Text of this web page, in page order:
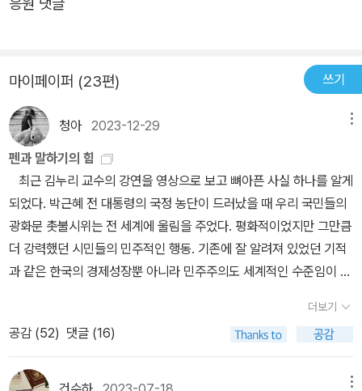
뿐이다. 라이히는 러시아 혁명이 성공했을 때 가정의 권위주의가 파
보았다. 하지만 스탈린에 의한 혁명의 왜곡이 일어나면서 가정의 권
위주의는 해체되지 않고 더욱 강화되기 시작하였다. 러시아 혁명의
왜곡은 여성에게도 불행한 일이었다. 역사상 최초로 여자와 남자의
완전한 평등사회가 도래하려는 순간 좌절되었기 때문이다. 포르노 그
래피는 이 세상의 절반을 차지하는 여성에 대한 남성의 차별, 혹은 소
유하려는 욕망에 대한 방대한 보고서이다. 남녀의 완전평등을 위해서
결국 인류 최후의 전쟁인 남녀세계대전이 일어나야할까? 아닐 것이
다. 이 전쟁에서 승리한 자는 또 다른 형태의 차별을 실시할 것이 뻔하
기 때문이다. 성의 불평등이 해소되지 않는다면 그 어떤 대안도 공허
>이라는 것⏤여성 한 사람 한 사람이 모두 인격을 갖춘 인간이라는 점
나는 이 말들이 지닌 진실성을 보증할 수 있다. 이 이야기가 진실임을
알고 있다. 여기에 인용한 말을 한 여성들은 내가 직접 만나고 이야기
를 나누고 질문을 했던 수천 명의 여성들⏤계속해서 포르노그래피가
상처를 입힌 여성들⏤가운데 일부에 지나지 않는다. 그 여성들은 모두
나에겐 살아 있는 인간이다. 그녀들이 감히 말하고자 용기를 냈을 때
어떠한 모습이었는지 나는 잘 알고 있다⏤공포로 떨면서 공포와 싸우
면서 떠올리기조차 싫은 고통스러운 일을 떠올리려고 노력하는 과정
을 나는 보아왔다. 나는 그녀들과 그밖에 온갖 종류의 일(-)에 관해서
도 이야기를 나누었다. 나는 그녀들이 개인적으로 품었던 포부들도
알게 되었다. (-)나는 그녀들을 알고 있다. 나는 한 사람 한 사람이 그
녀만의 얼굴, 그녀만의 목소리를 갖고 있으며, 더구나 그 얼굴이나 목
성 증오>>가 처음 출판되던 1974년 이후, 여성들은 자신도 포르노
그래피에 상처받고 있는 사람 가운데 하나라는 점을 말하기 위해 끊
노그래피에 대해서 이해하려고 시도하는 남자들은 심한 낭패감에 빠
질 수 있다. 그리고 이것이 바로, 포르노에 훨씬 많이, 그것도 아무런
죄책감 없이 접근하는 남성들이 오히려 이 책을 읽어야 하는 이유이
기도 하다.어느 정도로 호전적인가 하면, 가령 그녀는 이 책에서 사드
(Marquis de Sade)에 대한 우호적인 신화를 무너뜨리기 위해 면밀
히 고찰하고 있는데, 이 부분에 이르면 그를 우상으로 삼은 내노라하
는 예술가나 사상가의 의식이 여지없이 망가지고 만다. 그 중에는 아
뽈리네르도 있고 바이런도 있으며 바따이유도 있고 바르뜨도 있다.
비난은 무엇보다도 먼저 사드의 전기작가, 번역자 내지는 출판업자에
게로 향하고 있음은 물론이다. (우연인가, 우리나라에서 유일하게 출
결론적으로 사드가 여성의 인권을 망친 원흉임을 주장하는 것은 물론
이다. (사드를 둘러싼 양극단적인 평가에 대한 최종 검증은 개개인의
몫이다.)물론 이런 드워킨의 관점은 포르노에 대한 관점 중 하나에 지
나지 않는다. Susan Brownmiller는 포르노를 보수주의적, 진보주
마이페이퍼 (23편) 쓰기
청아2023-12-29
펜과 말하기의 힘
최근 김누리 교수의 강연을 영상으로 보고 뼈아픈 사실 하나를 알게
되었다. 박근혜 전 대통령의 국정 농단이 드러났을 때 우리 국민들의
광화문 촛불시위는 전 세계에 울림을 주었다. 평화적이었지만 그만큼
더 강력했던 시민들의 민주적인 행동. 기존에 잘 알려져 있었던 기적
과 같은 한국의 경제성장뿐 아니라 민주주의도 세계적인 수준임이 확
씨에게 독일의 유력 언론사도 인터뷰를 요청했다. 그는 기쁘게 응했
다. 4.19와 5.18등 민주주의를 이루기 위해 싸웠던 우리 국민들의 역
사를 자랑스럽게 이야기했다고. 그러나 인터뷰하는 동안 민주주의를
위한 투쟁이 계속되었다는 점이 사실상 모순적이라는 걸 깨달았다고
더보기
공감 (52) 댓글 (16)